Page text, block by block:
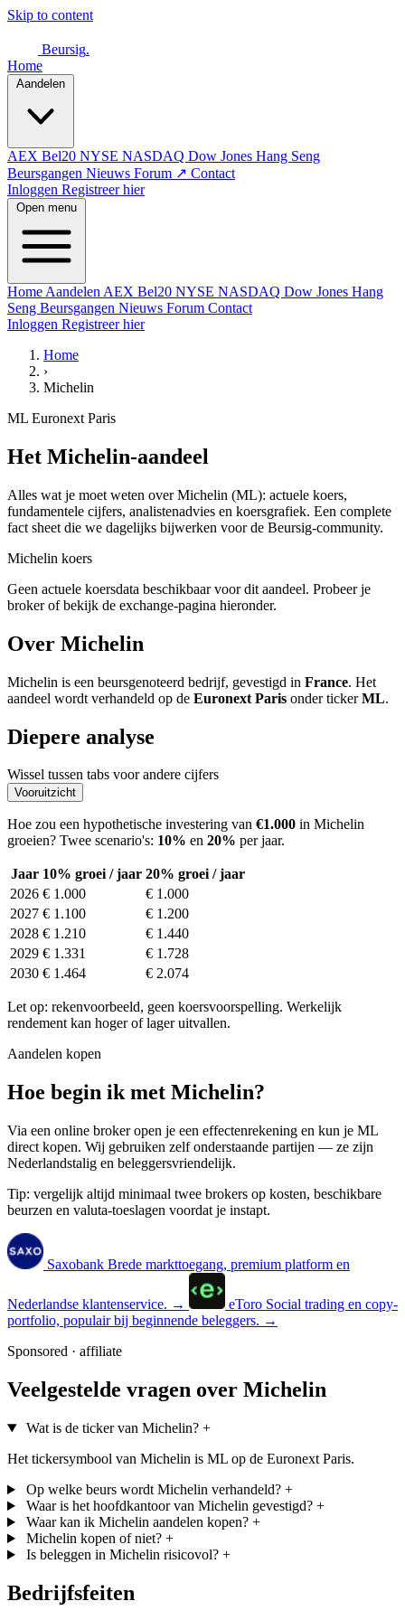
Skip to content
Beursig.
Home
AEX Bel20 NYSE NASDAQ Dow Jones Hang Seng
Beursgangen Nieuws Forum ↗ Contact
Inloggen Registreer hier
Open menu
Home Aandelen AEX Bel20 NYSE NASDAQ Dow Jones Hang
Seng Beursgangen Nieuws Forum Contact
Inloggen Registreer hier
Home
›
Michelin
ML Euronext Paris
Het Michelin-aandeel
Alles wat je moet weten over Michelin (ML): actuele koers,
fundamentele cijfers, analistenadvies en koersgrafiek. Een complete
fact sheet die we dagelijks bijwerken voor de Beursig-community.
Michelin koers
Geen actuele koersdata beschikbaar voor dit aandeel. Probeer je
broker of bekijk de exchange-pagina hieronder.
Over Michelin
Michelin is een beursgenoteerd bedrijf, gevestigd in France. Het
aandeel wordt verhandeld op de Euronext Paris onder tickerML.
Diepere analyse
Wissel tussen tabs voor andere cijfers
Vooruitzicht
Hoe zou een hypothetische investering van €1.000 in Michelin
groeien? Twee scenario's: 10% en 20% per jaar.
Jaar 10% groei / jaar 20% groei / jaar
2026 € 1.000
€ 1.000
2027 € 1.100
€ 1.200
2028 € 1.210
€ 1.440
2029 € 1.331
€ 1.728
2030 € 1.464 € 2.074
Let op: rekenvoorbeeld, geen koersvoorspelling. Werkelijk
rendement kan hoger of lager uitvallen.
Aandelen kopen
Hoe begin ik met Michelin?
Via een online broker open je een effectenrekening en kun je ML
direct kopen. Wij gebruiken zelf onderstaande partijen — ze zijn
Nederlandstalig en beleggersvriendelijk.
Tip: vergelijk altijd minimaal twee brokers op kosten, beschikbare
beurzen en valuta-toeslagen voordat je instapt.
Saxobank Brede markttoegang, premium platform en
Nederlandse klantenservice. → eToro Social trading en copy-
portfolio, populair bij beginnende beleggers. →
Sponsored · affiliate
Veelgestelde vragen over Michelin
Wat is de ticker van Michelin? +
Het tickersymbool van Michelin is ML op de Euronext Paris.
Op welke beurs wordt Michelin verhandeld? +
Waar is het hoofdkantoor van Michelin gevestigd? +
Waar kan ik Michelin aandelen kopen? +
Michelin kopen of niet? +
Is beleggen in Michelin risicovol? +
Bedrijfsfeiten